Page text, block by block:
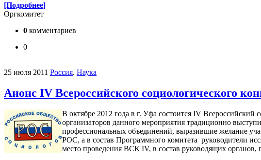
[Подробнее]
Оргкомитет
0 комментариев
0
25 июля 2011 Россия. Наука
Анонс IV Всероссийского социологического
В октябре 2012 года в г. Уфа состоится IV
организаторов данного мероприятия традиционно
профессиональных объединений, выразившие желание
РОС, а в состав Программного комитета руководители
место проведения ВСК IV, в состав руководящих